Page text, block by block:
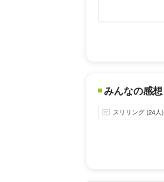
みんなの感想
スリリング (24人)